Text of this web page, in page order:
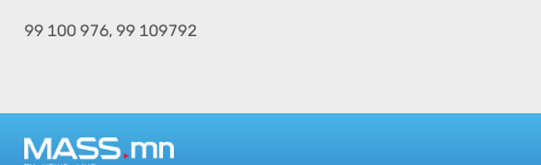
99 100 976, 99 109792